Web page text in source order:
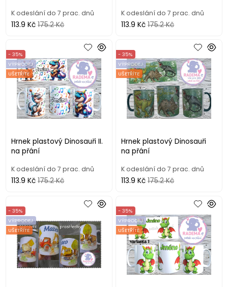
K odeslání do 7 prac. dnů
113.9 Kč 175.2 Kč
K odeslání do 7 prac. dnů
113.9 Kč 175.2 Kč
Hrnek plastový Dinosauři II.
na přání
- 35%
VÝPRODEJ
UŠETŘÍTE
K odeslání do 7 prac. dnů
113.9 Kč 175.2 Kč
Hrnek plastový Dinosauři
na přání
- 35%
VÝPRODEJ
UŠETŘÍTE
K odeslání do 7 prac. dnů
113.9 Kč 175.2 Kč
- 35%
VÝPRODEJ
UŠETŘÍTE
- 35%
VÝPRODEJ
UŠETŘÍTE